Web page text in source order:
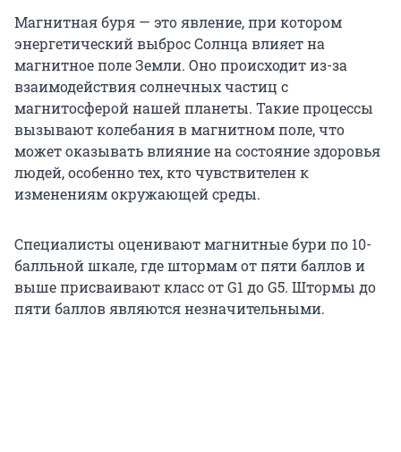
Магнитная буря — это явление, при котором
энергетический выброс Солнца влияет на
магнитное поле Земли. Оно происходит из-за
взаимодействия солнечных частиц с
магнитосферой нашей планеты. Такие процессы
вызывают колебания в магнитном поле, что
может оказывать влияние на состояние здоровья
людей, особенно тех, кто чувствителен к
изменениям окружающей среды.
Специалисты оценивают магнитные бури по 10-
балльной шкале, где штормам от пяти баллов и
выше присваивают класс от G1 до G5. Штормы до
пяти баллов являются незначительными.